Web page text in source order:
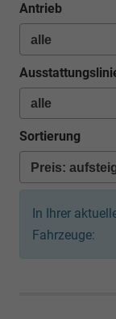
Antrieb
Sortierung
In Ihrer
Fahrzeuge: